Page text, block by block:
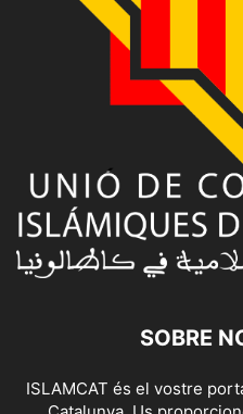
SOBRE
ISLAMCAT és el vostre